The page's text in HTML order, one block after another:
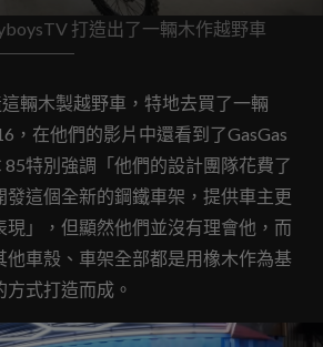
打造出了一輛木作越野車
輛木製越野車，特地去買了一輛
，在他們的影片中還看到了GasGas
特別強調「他們的設計團隊花費了
發這個全新的鋼鐵車架，提供車主更
現」，但顯然他們並沒有理會他，而
他車殼、車架全部都是用橡木作為基
式打造而成。